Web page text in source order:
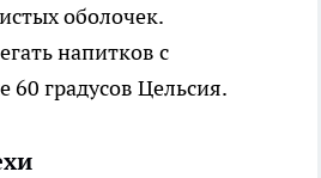
оболочек.
напитков с
градусов Цельсия.